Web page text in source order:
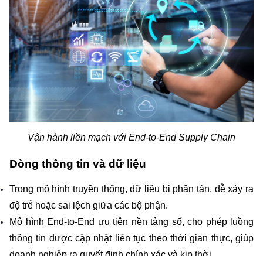
Vận hành liền mạch với End-to-End Supply Chain
Dòng thông tin và dữ liệu
Trong mô hình truyền thống, dữ liệu bị phân tán, dễ xảy ra
độ trễ hoặc sai lệch giữa các bộ phận.
Mô hình End-to-End ưu tiên nền tảng số, cho phép luồng
thông tin được cập nhật liên tục theo thời gian thực, giúp